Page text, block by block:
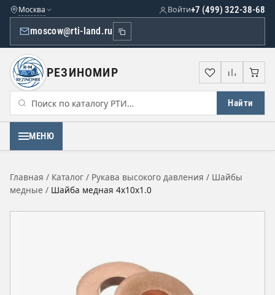
Москва
moscow@rti-land.ru
+7 (499) 322-38-68
Войти
РЕЗИНОМИР
Найти
Избранное
МЕНЮ
Главная / Каталог / Рукава высокого давления / Шайбы
медные / Шайба медная 4х10х1.0